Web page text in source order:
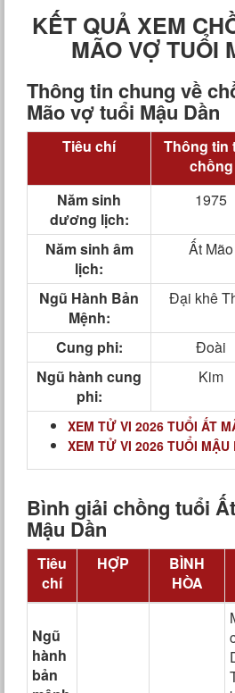
KẾT QUẢ XEM
MÃO VỢ TUỔI
Thông tin chung về
Mão vợ tuổi Mậu Dần
Tiêu chí
Thông tin
chồng
Năm sinh
dương lịch:
1975
Năm sinh âm
lịch:
Ất Mão
Ngũ Hành Bản
Mệnh:
Đại khê
Cung phi:
Đoài
Ngũ hành cung
phi:
Kim
XEM TỬ VI 2026 TUỔI ẤT
XEM TỬ VI 2026 TUỔI MẬU
Bình giải chồng tuổi
Mậu Dần
Tiêu
chí
HỢP
BÌNH
HÒA
Ngũ
hành
bản